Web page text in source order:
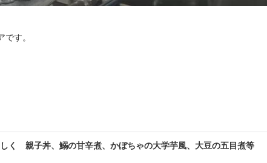
す。
く 親子丼、鰯の甘辛煮、かぼちゃの大学芋風、大豆の五目煮等